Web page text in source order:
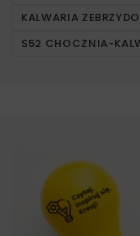
KALWARIA
S52 CHOCZNIA-